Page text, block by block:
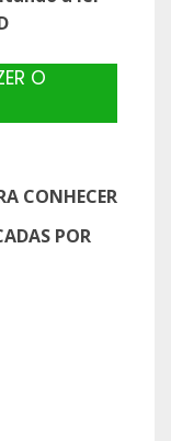
O
CONHECER
POR